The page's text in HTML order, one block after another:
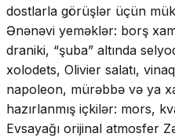
dostlarla görüşlər üçün
Ənənəvi yeməklər: borş
draniki, “şuba” altında
xolodets, Olivier salatı,
napoleon, mürəbbə və ya
hazırlanmış içkilər: mors,
Evsayağı orijinal atmosfer